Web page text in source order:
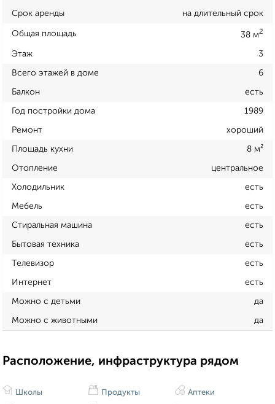
Срок аренды на длительный срок
Общая площадь 38 м2
Этаж 3
Всего этажей в доме 6
Балкон есть
Год постройки дома 1989
Ремонт хороший
Площадь кухни 8 м²
Отопление центральное
Холодильник есть
Мебель есть
Стиральная машина есть
Бытовая техника есть
Телевизор есть
Интернет есть
Можно с детьми да
Можно с животными да
Расположение, инфраструктура рядом
Школы Продукты Аптеки